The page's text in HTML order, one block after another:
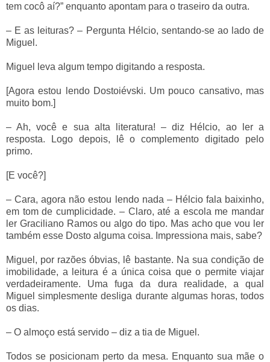
tem cocô aí?” enquanto apontam para o traseiro da outra.
– E as leituras? – Pergunta Hélcio, sentando-se ao lado de
Miguel.
Miguel leva algum tempo digitando a resposta.
[Agora estou lendo Dostoiévski. Um pouco cansativo, mas
muito bom.]
– Ah, você e sua alta literatura! – diz Hélcio, ao ler a
resposta. Logo depois, lê o complemento digitado pelo
primo.
[E você?]
– Cara, agora não estou lendo nada – Hélcio fala baixinho,
em tom de cumplicidade. – Claro, até a escola me mandar
ler Graciliano Ramos ou algo do tipo. Mas acho que vou ler
também esse Dosto alguma coisa. Impressiona mais, sabe?
Miguel, por razões óbvias, lê bastante. Na sua condição de
imobilidade, a leitura é a única coisa que o permite viajar
verdadeiramente. Uma fuga da dura realidade, a qual
Miguel simplesmente desliga durante algumas horas, todos
os dias.
– O almoço está servido – diz a tia de Miguel.
Todos se posicionam perto da mesa. Enquanto sua mãe o